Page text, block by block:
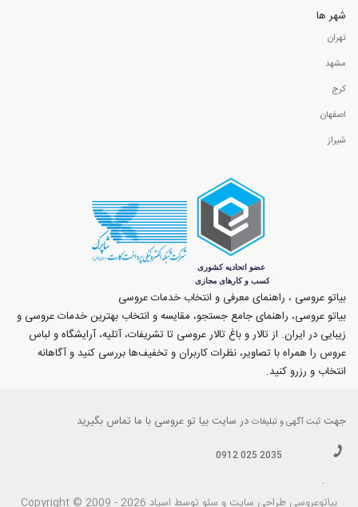
شهر ها
تهران
مشهد
کرج
اصفهان
شیراز
بیاتو عروسی ، راهنمای معرفی و انتخاب خدمات عروسی
بیاتو عروسی، راهنمای جامع جستجو، مقایسه و انتخاب بهترین خدمات عروسی و
زیبایی در ایران. از تالار و باغ تالار عروسی تا تشریفات، آتلیه، آرایشگاه و لباس
عروس را همراه با تصاویر، نظرات کاربران و تخفیف‌ها بررسی کنید و آگاهانه
انتخاب و رزرو کنید.
جهت ثبت آگهی و تبلیغات در سایت بیا تو عروسی با ما تماس بگیرید
0912 025 2035
.
بیاتوعروسی Copyright © 2009 - 2026 طراحی سايت و سئو توسط اسپاد